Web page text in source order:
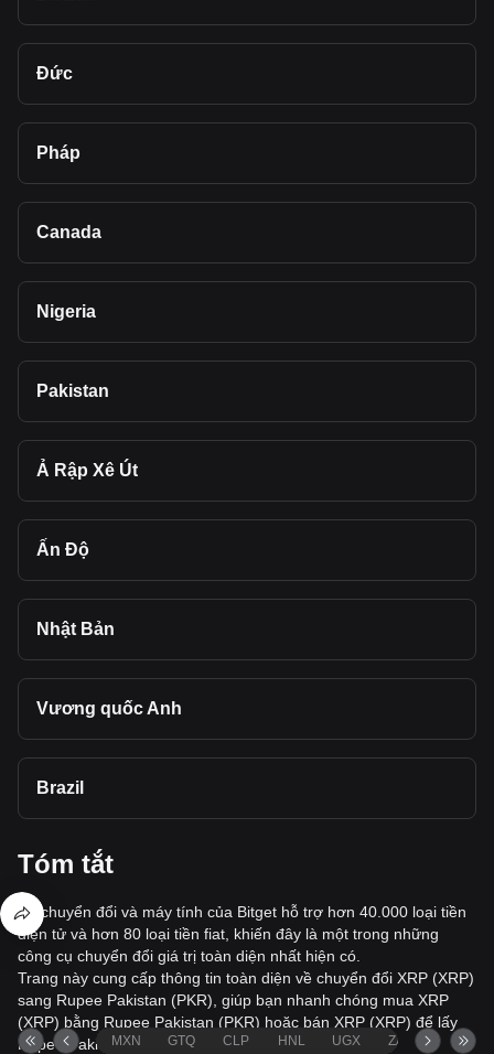
Đức
Pháp
Canada
Nigeria
Pakistan
Ả Rập Xê Út
Ấn Độ
Nhật Bản
Vương quốc Anh
Brazil
Tóm tắt
Bộ chuyển đổi và máy tính của Bitget hỗ trợ hơn 40.000 loại tiền
điện tử và hơn 80 loại tiền fiat, khiến đây là một trong những
công cụ chuyển đổi giá trị toàn diện nhất hiện có.
Trang này cung cấp thông tin toàn diện về chuyển đổi XRP (XRP)
sang Rupee Pakistan (PKR), giúp bạn nhanh chóng mua XRP
(XRP) bằng Rupee Pakistan (PKR) hoặc bán XRP (XRP) để lấy
Rupee Pakistan (PKR).
MXN GTQ CLP HNL UGX ZAR TND